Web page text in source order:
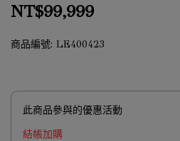
NT$99,999
商品編號: LE400423
此商品參與的優惠活動
結帳加購